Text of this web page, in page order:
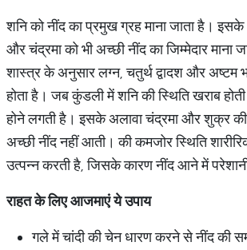
शनि को नींद का प्रमुख ग्रह माना जाता है।
और चंद्रमा को भी अच्छी नींद का जिम्मेदार माना
शास्त्र के अनुसार लग्न, चतुर्थ द्वादश और अष्टम
होता है। जब कुंडली में शनि की स्थिति खराब
होने लगती है। इसके अलावा चंद्रमा और शुक्र की
अच्छी नींद नहीं आती। की कमजोर स्थिति
उत्पन्न करती है, जिसके कारण नींद आने में परेशानी
राहत के लिए आजमाएं ये उपाय
गले में चांदी की चेन धारण करने से नींद की